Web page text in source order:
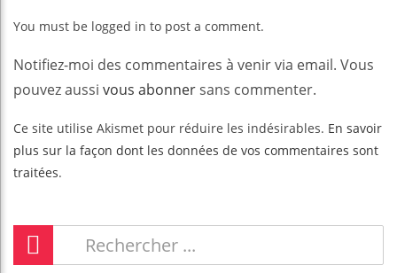
You must be logged in to post a comment.
Notifiez-moi des commentaires à venir via email. Vous
pouvez aussi vous abonnersans commenter.
Ce site utilise Akismet pour réduire les indésirables. En savoir
plus sur la façon dont les données de vos commentaires sont
traitées.